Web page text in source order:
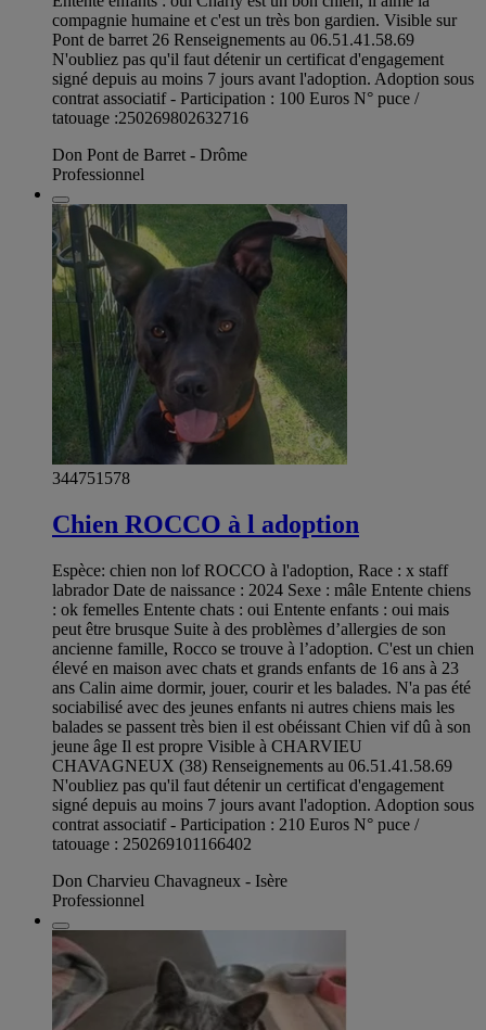
compagnie humaine et c'est un très bon gardien. Visible sur
Pont de barret 26 Renseignements au 06.51.41.58.69
N'oubliez pas qu'il faut détenir un certificat d'engagement
signé depuis au moins 7 jours avant l'adoption. Adoption sous
contrat associatif - Participation : 100 Euros N° puce /
tatouage :250269802632716
Don Pont de Barret - Drôme
Professionnel
344751578
Chien ROCCO à l adoption
Espèce: chien non lof ROCCO à l'adoption, Race : x staff
labrador Date de naissance : 2024 Sexe : mâle Entente chiens
: ok femelles Entente chats : oui Entente enfants : oui mais
peut être brusque Suite à des problèmes d’allergies de son
ancienne famille, Rocco se trouve à l’adoption. C'est un chien
élevé en maison avec chats et grands enfants de 16 ans à 23
ans Calin aime dormir, jouer, courir et les balades. N'a pas été
sociabilisé avec des jeunes enfants ni autres chiens mais les
balades se passent très bien il est obéissant Chien vif dû à son
jeune âge Il est propre Visible à CHARVIEU
CHAVAGNEUX (38) Renseignements au 06.51.41.58.69
N'oubliez pas qu'il faut détenir un certificat d'engagement
signé depuis au moins 7 jours avant l'adoption. Adoption sous
contrat associatif - Participation : 210 Euros N° puce /
tatouage : 250269101166402
Don Charvieu Chavagneux - Isère
Professionnel